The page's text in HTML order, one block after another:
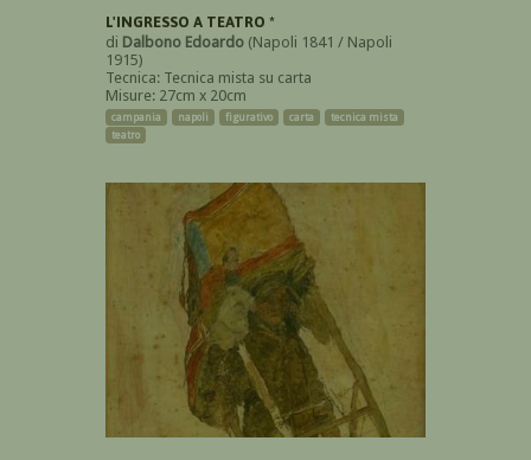
L'INGRESSO A TEATRO *
di Dalbono Edoardo (Napoli 1841 / Napoli
1915)
Tecnica: Tecnica mista su carta
Misure: 27cm x 20cm
campania napoli figurativo carta
tecnica mista
teatro